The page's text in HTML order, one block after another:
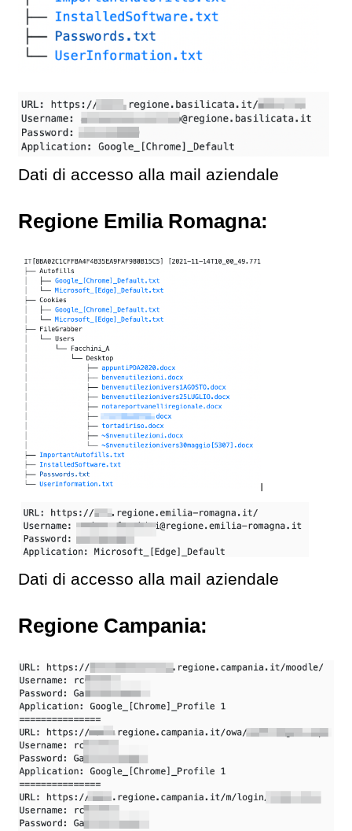
Dati di accesso alla mail aziendale
Regione Emilia Romagna:
Dati di accesso alla mail aziendale
Regione Campania: